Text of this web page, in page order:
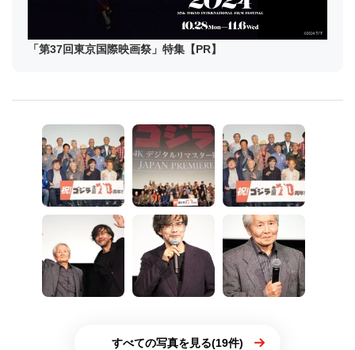
「第37回東京国際映画祭」特集【PR】
すべての写真を見る(19件)